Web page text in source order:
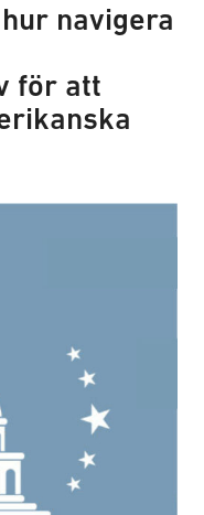
navigera
för att